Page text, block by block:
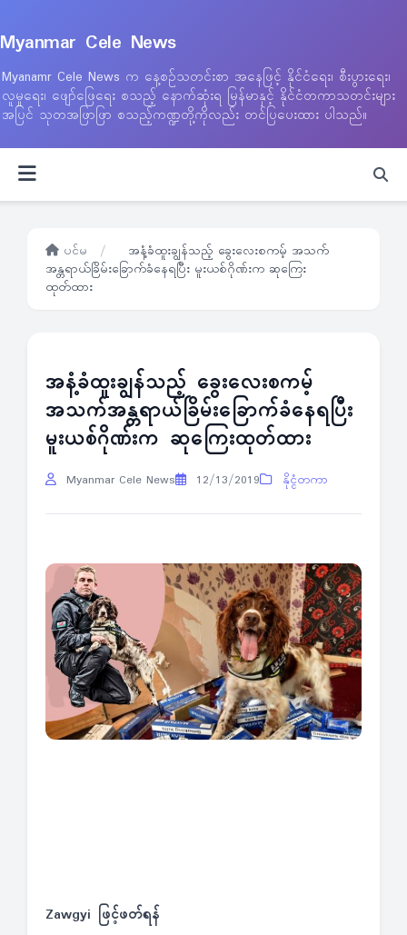
Myanmar Cele News
Myanamr Cele News က နေ့စဉ်သတင်းစာ အနေဖြင့် နိုင်ငံရေး၊ စီးပွားရေး၊
လူမှုရေး၊ ဖျော်ဖြေရေး စသည့် နောက်ဆုံးရ မြန်မာနှင့် နိုင်ငံတကာသတင်းများ
အပြင် သုတအဖြာဖြာ စသည့်ကဏ္ဍတို့ကိုလည်း တင်ပြပေးထား ပါသည်။
ပင်မ /
အနံ့ခံထူးချွန်သည့် ခွေးလေးစကမ့် အသက်
အန္တရာယ်ခြိမ်းခြောက်ခံနေရပြီး မူးယစ်ဂိုဏ်းက ဆုကြေး
ထုတ်ထား
အနံ့ခံထူးချွန်သည့် ခွေးလေးစကမ့်
အသက်အန္တရာယ်ခြိမ်းခြောက်ခံနေရပြီး
မူးယစ်ဂိုဏ်းက ဆုကြေးထုတ်ထား
Myanmar Cele News 12/13/2019 နိုင္ငံတကာ
Zawgyi ဖြင့်ဖတ်ရန်